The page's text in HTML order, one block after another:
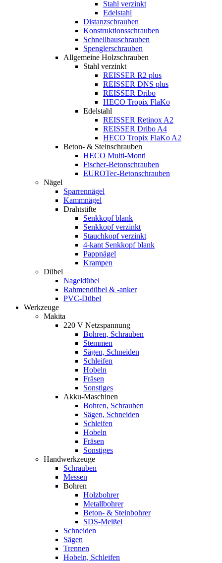
Stahl verzinkt
Edelstahl
Distanzschrauben
Konstruktionsschrauben
Schnellbauschrauben
Spenglerschrauben
Allgemeine Holzschrauben
Stahl verzinkt
REISSER R2 plus
REISSER DNS plus
REISSER Dribo
HECO Tropix FlaKo
Edelstahl
REISSER Retinox A2
REISSER Dribo A4
HECO Tropix FlaKo A2
Beton- & Steinschrauben
HECO Multi-Monti
Fischer-Betonschrauben
EUROTec-Betonschrauben
Nägel
Sparrennägel
Kammnägel
Drahtstifte
Senkkopf blank
Senkkopf verzinkt
Stauchkopf verzinkt
4-kant Senkkopf blank
Pappnägel
Krampen
Dübel
Nageldübel
Rahmendübel & -anker
PVC-Dübel
Werkzeuge
Makita
220 V Netzspannung
Bohren, Schrauben
Stemmen
Sägen, Schneiden
Schleifen
Hobeln
Fräsen
Sonstiges
Akku-Maschinen
Bohren, Schrauben
Sägen, Schneiden
Schleifen
Hobeln
Fräsen
Sonstiges
Handwerkzeuge
Schrauben
Messen
Bohren
Holzbohrer
Metallbohrer
Beton- & Steinbohrer
SDS-Meißel
Schneiden
Sägen
Trennen
Hobeln, Schleifen